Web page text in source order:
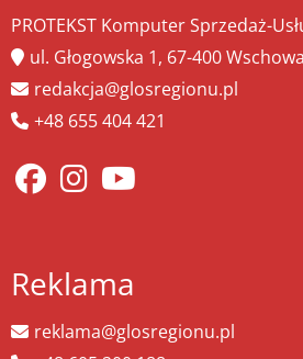
PROTEKST Komputer Sprzedaż-
ul. Głogowska 1, 67-400 Wschowa
redakcja@glosregionu.pl
+48 655 404 421
Reklama
reklama@glosregionu.pl